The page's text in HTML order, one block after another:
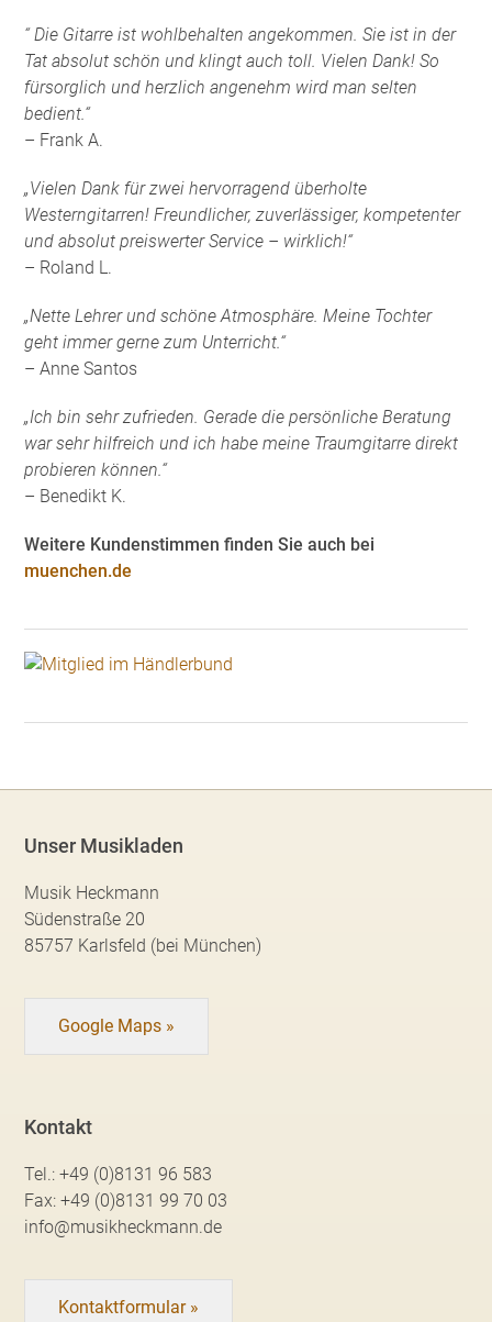
“ Die Gitarre ist wohlbehalten angekommen. Sie ist in der
Tat absolut schön und klingt auch toll. Vielen Dank! So
fürsorglich und herzlich angenehm wird man selten
bedient.“
– Frank A.
„Vielen Dank für zwei hervorragend überholte
Westerngitarren! Freundlicher, zuverlässiger, kompetenter
und absolut preiswerter Service – wirklich!“
– Roland L.
„Nette Lehrer und schöne Atmosphäre. Meine Tochter
geht immer gerne zum Unterricht.“
– Anne Santos
„Ich bin sehr zufrieden. Gerade die persönliche Beratung
war sehr hilfreich und ich habe meine Traumgitarre direkt
probieren können.“
– Benedikt K.
Weitere Kundenstimmen finden Sie auch bei
muenchen.de
Unser Musikladen
Musik Heckmann
Südenstraße 20
85757 Karlsfeld (bei München)
Google Maps »
Kontakt
Tel.:+49 (0)8131 96 583
Fax:+49 (0)8131 99 70 03
info@musikheckmann.de
Kontaktformular »